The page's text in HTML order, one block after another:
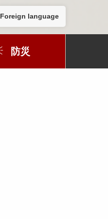
Foreign language
防災